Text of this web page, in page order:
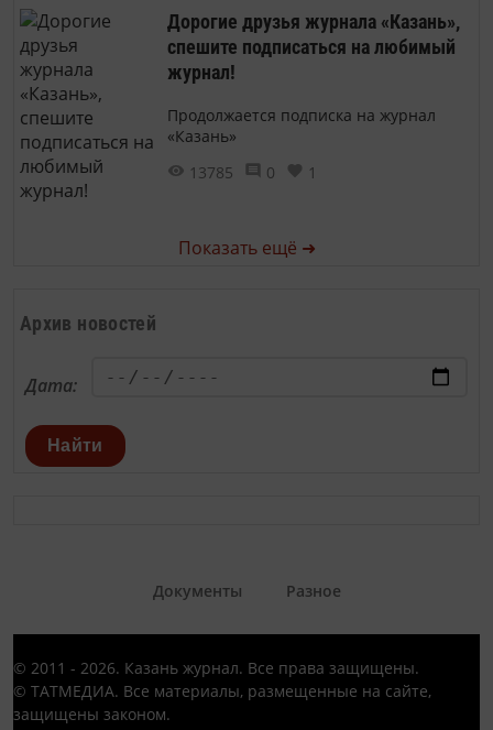
Дорогие друзья журнала «Казань»,
спешите подписаться на любимый
журнал!
Продолжается подписка на журнал
«Казань»
13785
0 1
Показать ещё ➜
Архив новостей
Дата:
Найти
Документы Разное
© 2011 - 2026. Казань журнал. Все права защищены.
© ТАТМЕДИА. Все материалы, размещенные на сайте,
защищены законом.